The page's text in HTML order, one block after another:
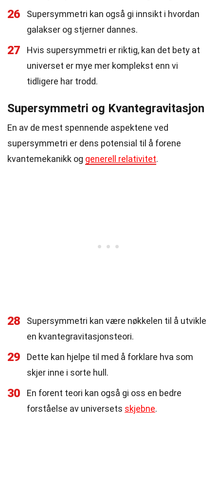
26
Supersymmetri kan også gi innsikt i hvordan
galakser og stjerner dannes.
27
Hvis supersymmetri er riktig, kan det bety at
universet er mye mer komplekst enn vi
tidligere har trodd.
Supersymmetri og Kvantegravitasjon
En av de mest spennende aspektene ved
supersymmetri er dens potensial til å forene
kvantemekanikk og generell relativitet.
28
Supersymmetri kan være nøkkelen til å utvikle
en kvantegravitasjonsteori.
29
Dette kan hjelpe til med å forklare hva som
skjer inne i sorte hull.
30
En forent teori kan også gi oss en bedre
forståelse av universets skjebne.